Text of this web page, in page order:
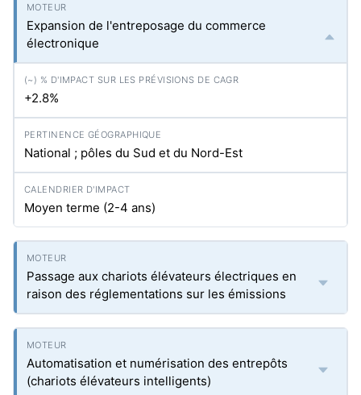
Expansion de l'entreposage du commerce
électronique
+2.8%
National ; pôles du Sud et du Nord-Est
Moyen terme (2-4 ans)
Passage aux chariots élévateurs électriques en
raison des réglementations sur les émissions
Automatisation et numérisation des entrepôts
(chariots élévateurs intelligents)